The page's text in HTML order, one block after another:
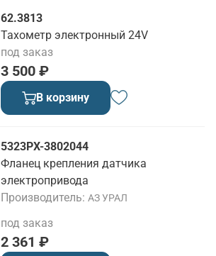
62.3813
Тахометр электронный 24V
3 500 ₽
под заказ
В корзину
5323РХ-3802044
Фланец крепления датчика
электропривода
Производитель АЗ УРАЛ
2 361 ₽
под заказ